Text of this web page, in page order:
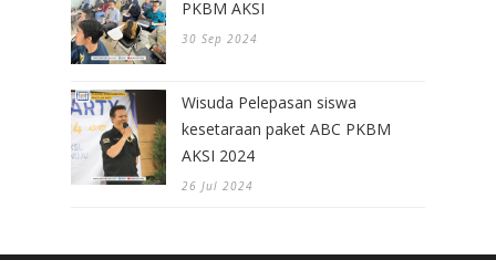
PKBM AKSI
30 Sep 2024
Wisuda Pelepasan siswa
kesetaraan paket ABC PKBM
AKSI 2024
26 Jul 2024